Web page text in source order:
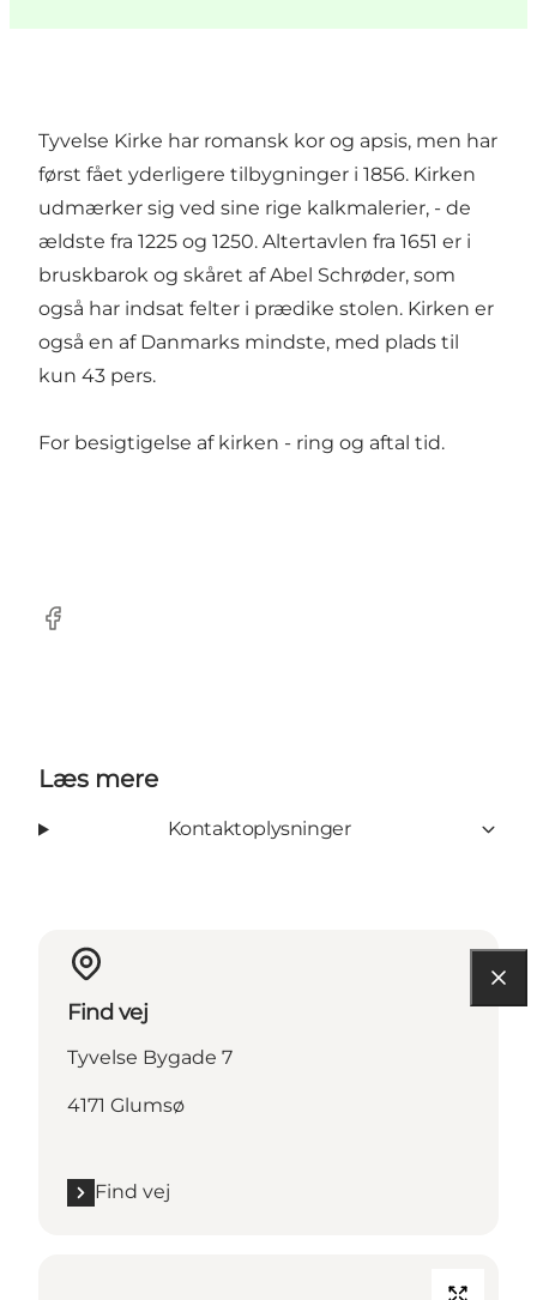
Tyvelse Kirke har romansk kor og apsis, men har
først fået yderligere tilbygninger i 1856. Kirken
udmærker sig ved sine rige kalkmalerier, - de
ældste fra 1225 og 1250. Altertavlen fra 1651 er i
bruskbarok og skåret af Abel Schrøder, som
også har indsat felter i prædike stolen. Kirken er
også en af Danmarks mindste, med plads til
kun 43 pers.
For besigtigelse af kirken - ring og aftal tid.
Facebook
Læs mere
Kontaktoplysninger
Find vej
Tyvelse Bygade 7
4171 Glumsø
Find vej